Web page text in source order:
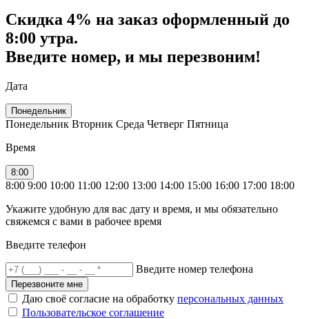
Скидка 4% на заказ оформленный до
8:00 утра.
Введите номер, и мы перезвоним!
Дата
Понедельник
Понедельник Вторник Среда Четверг Пятница
Время
8:00
8:00 9:00 10:00 11:00 12:00 13:00 14:00 15:00 16:00 17:00 18:00
Укажите удобную для вас дату и время, и мы обязательно
свяжемся с вами в рабочее время
Введите телефон
Введите номер телефона
Перезвоните мне
Даю своё согласие на обработку персональных данных
Пользовательское соглашение